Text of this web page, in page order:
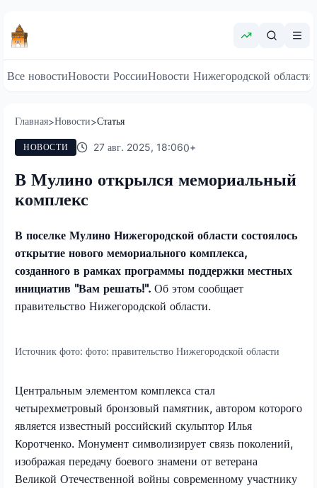
Все новостиНовости РоссииНовости Нижегородской области
Главная>Новости>Статья
НОВОСТИ 27 авг. 2025, 18:060+
В Мулино открылся мемориальный
комплекс
В поселке Мулино Нижегородской области состоялось
открытие нового мемориального комплекса,
созданного в рамках программы поддержки местных
инициатив "Вам решать!". Об этом сообщает
правительство Нижегородской области.
Источник фото: фото: правительство Нижегородской области
Центральным элементом комплекса стал
четырехметровый бронзовый памятник, автором которого
является известный российский скульптор Илья
Коротченко. Монумент символизирует связь поколений,
изображая передачу боевого знамени от ветерана
Великой Отечественной войны современному участнику